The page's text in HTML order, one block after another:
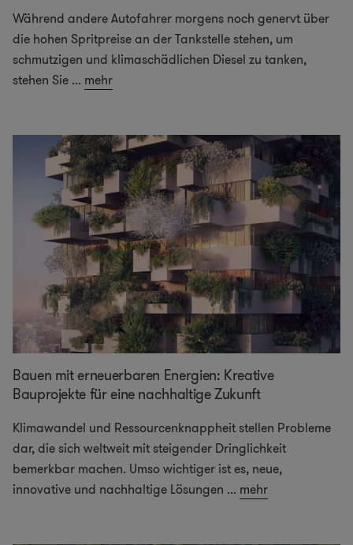
Während andere Autofahrer morgens noch genervt über
die hohen Spritpreise an der Tankstelle stehen, um
schmutzigen und klimaschädlichen Diesel zu tanken,
stehen Sie ... mehr
Bauen mit erneuerbaren Energien: Kreative
Bauprojekte für eine nachhaltige Zukunft
Klimawandel und Ressourcenknappheit stellen Probleme
dar, die sich weltweit mit steigender Dringlichkeit
bemerkbar machen. Umso wichtiger ist es, neue,
innovative und nachhaltige Lösungen ... mehr